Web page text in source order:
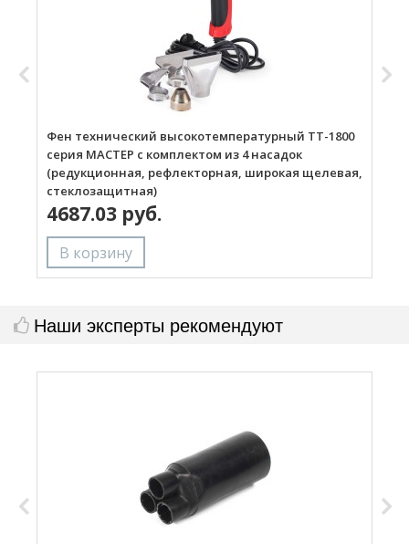
Фен технический высокотемпературный ТТ-1800
серия МАСТЕР с комплектом из 4 насадок
(редукционная, рефлекторная, широкая щелевая,
стеклозащитная)
4687.03 руб.
Наши эксперты рекомендуют